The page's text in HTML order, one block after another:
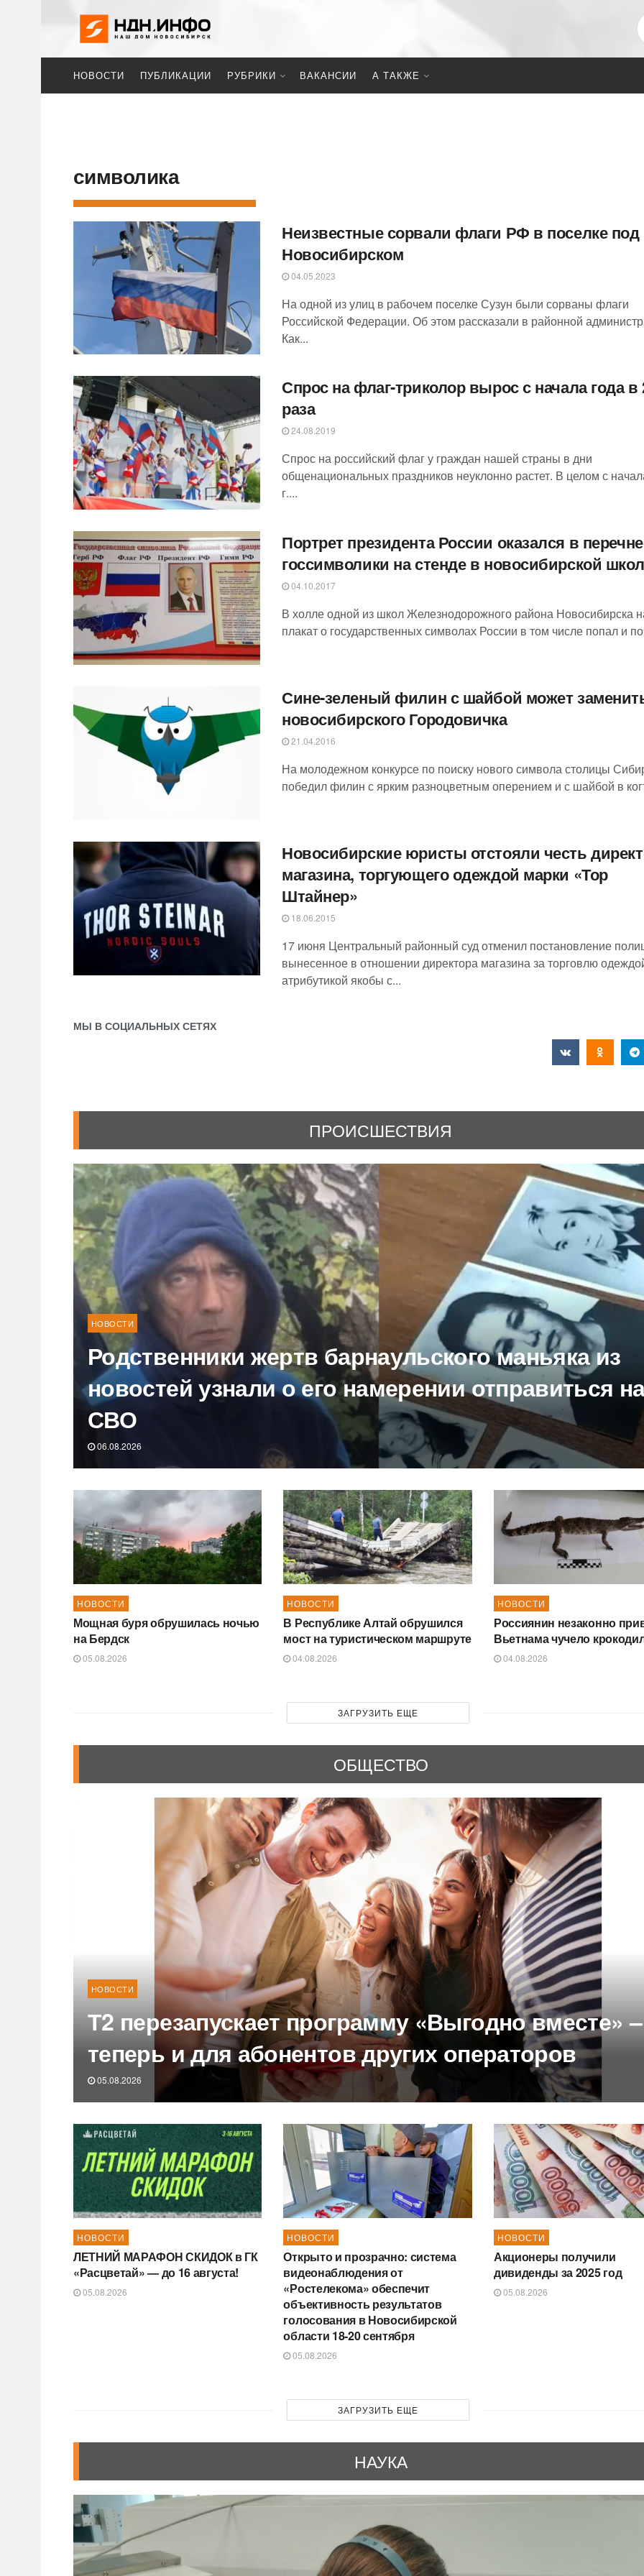
НОВОСТИ ПУБЛИКАЦИИ РУБРИКИ ВАКАНСИИ А ТАКЖЕ
символика
Неизвестные сорвали флаги РФ в поселке под
Новосибирском
04.05.2023
На одной из улиц в рабочем поселке Сузун были сорваны флаги
Российской Федерации. Об этом рассказали в районной
Как...
Спрос на флаг-триколор вырос с начала года в
раза
24.08.2019
Спрос на российский флаг у граждан нашей страны в дни
общенациональных праздников неуклонно растет. В целом с
г....
Портрет президента России оказался в перечне
госсимволики на стенде в новосибирской
04.10.2017
В холле одной из школ Железнодорожного района Новосибирска
плакат о государственных символах России в том числе попал и
Сине-зеленый филин с шайбой может
новосибирского Городовичка
21.04.2016
На молодежном конкурсе по поиску нового символа столицы
победил филин с ярким разноцветным оперением и с шайбой в
Новосибирские юристы отстояли честь
магазина, торгующего одеждой марки «Тор
Штайнер»
18.06.2015
17 июня Центральный районный суд отменил постановление
вынесенное в отношении директора магазина за торговлю
атрибутикой якобы с...
МЫ В СОЦИАЛЬНЫХ СЕТЯХ
ПРОИСШЕСТВИЯ
НОВОСТИ
Родственники жертв барнаульского маньяка из
новостей узнали о его намерении отправиться
СВО
06.08.2026
НОВОСТИ
Мощная буря обрушилась ночью
на Бердск
05.08.2026
НОВОСТИ
В Республике Алтай обрушился
мост на туристическом маршруте
04.08.2026
НОВОСТИ
Россиянин незаконно
Вьетнама чучело
04.08.2026
ЗАГРУЗИТЬ ЕЩЕ
ОБЩЕСТВО
НОВОСТИ
Т2 перезапускает программу «Выгодно вместе» –
теперь и для абонентов других операторов
05.08.2026
НОВОСТИ
ЛЕТНИЙ МАРАФОН СКИДОК в ГК
«Расцветай» — до 16 августа!
05.08.2026
НОВОСТИ
Открыто и прозрачно: система
видеонаблюдения от
«Ростелекома» обеспечит
объективность результатов
голосования в Новосибирской
области 18-20 сентября
05.08.2026
НОВОСТИ
Акционеры получили
дивиденды за 2025 год
05.08.2026
ЗАГРУЗИТЬ ЕЩЕ
НАУКА